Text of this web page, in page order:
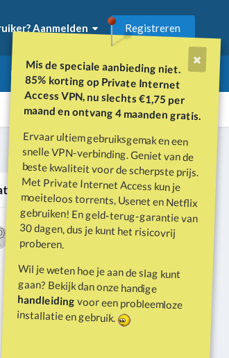
Mis de speciale aanbieding niet.
85% korting op Private Internet
Access VPN, nu slechts €1,75 per
maand en ontvang 4 maanden gratis.
Ervaar ultiem gebruiksgemak en een
snelle VPN-verbinding. Geniet van de
beste kwaliteit voor de scherpste prijs.
Met Private Internet Access kun je
moeiteloos torrents, Usenet en Netflix
gebruiken! En geld-terug-garantie van
30 dagen, dus je kunt het risicovrij
proberen.
Wil je weten hoe je aan de slag kunt
gaan? Bekijk dan onze handige
handleidingvoor een probleemloze
installatie en gebruik.
Aanmelden Registreren
Alle activiteit
berichten
Wat is er gebeurd met Davey Hearn
en de vandalisatie van het
Washington Reflecting Pool?
DoorVraagbaak
Forumdiscussie: Davey Hearn:
Former Olympian Denies Vandalising
Washington Reflecting Pool
Gebruiker: SportFan123 Hey